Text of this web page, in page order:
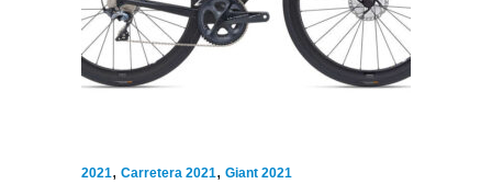
2021, Carretera 2021, Giant 2021